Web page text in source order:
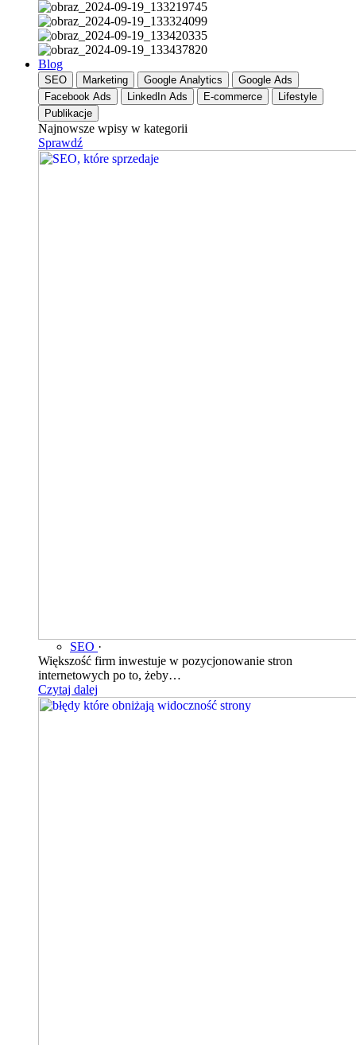
Blog
SEO Marketing Google Analytics
Google Ads
Facebook Ads
LinkedIn Ads E-commerce
Lifestyle
Publikacje
Najnowsze wpisy w kategorii
Sprawdź
SEO ·
Większość firm inwestuje w pozycjonowanie stron
internetowych po to, żeby…
Czytaj dalej